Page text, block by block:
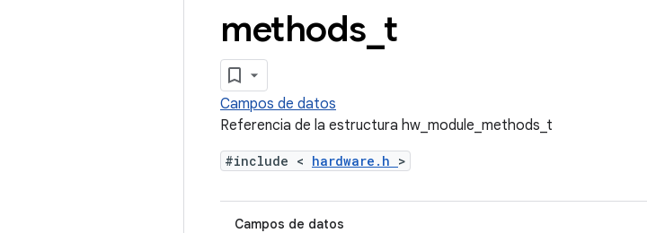
methods t
Campos de datos
Referencia de la estructura hw_module_methods_t
#include < hardware.h >
Campos de datos